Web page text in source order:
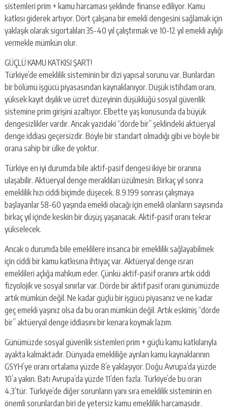
sistemleri prim + kamu harcaması şeklinde finanse ediliyor. Kamu
katkısı giderek artıyor. Dört çalışana bir emekli dengesini sağlamak için
yaklaşık olarak sigortalıları 35-40 yıl çalıştırmak ve 10-12 yıl emekli aylığı
vermekle mümkün olur.
GÜÇLÜ KAMU KATKISI ŞART!
Türkiye’de emeklilik sisteminin bir dizi yapısal sorunu var. Bunlardan
bir bölümü işgücü piyasasından kaynaklanıyor. Düşük istihdam oranı,
yüksek kayıt dışılık ve ücret düzeyinin düşüklüğü sosyal güvenlik
sistemine prim girişini azaltıyor. Elbette yaş konusunda da büyük
dengesizlikler vardır. Ancak yazıdaki “dörde bir” şeklindeki aktüeryal
denge iddiası geçersizdir. Böyle bir standart olmadığı gibi ve böyle bir
orana sahip bir ülke de yoktur.
Türkiye en iyi durumda bile aktif-pasif dengesi ikiye bir oranına
ulaşabilir. Aktüeryal denge meraklıları üzülmesin. Birkaç yıl sonra
emeklilik hızı ciddi biçimde düşecek. 8.9.199 sonrası çalışmaya
başlayanlar 58-60 yaşında emekli olacağı için emekli olanların sayısında
birkaç yıl içinde keskin bir düşüş yaşanacak. Aktif-pasif oranı tekrar
yükselecek.
Ancak o durumda bile emeklilere insanca bir emeklilik sağlayabilmek
için ciddi bir kamu katkısına ihtiyaç var. Aktüeryal denge ısrarı
emeklileri açlığa mahkum eder. Çünkü aktif-pasif oranını artık ciddi
fizyolojik ve sosyal sınırlar var. Dörde bir aktif pasif oranı günümüzde
artık mümkün değil. Ne kadar güçlü bir işgücü piyasanız ve ne kadar
geç emekli yaşınız olsa da bu oran mümkün değil. Artık eskimiş “dörde
bir” aktüeryal denge iddiasını bir kenara koymak lazım.
Günümüzde sosyal güvenlik sistemleri prim + güçlü kamu katkılarıyla
ayakta kalmaktadır. Dünyada emekliliğe ayrılan kamu kaynaklarının
GSYH’ye oranı ortalama yüzde 8’e yaklaşıyor. Doğu Avrupa’da yüzde
10’a yakın. Batı Avrupa’da yüzde 11’den fazla. Türkiye’de bu oran
4,3’tür. Türkiye’de diğer sorunların yanı sıra emeklilik sisteminin en
önemli sorunlardan biri de yetersiz kamu emeklilik harcamasıdır.